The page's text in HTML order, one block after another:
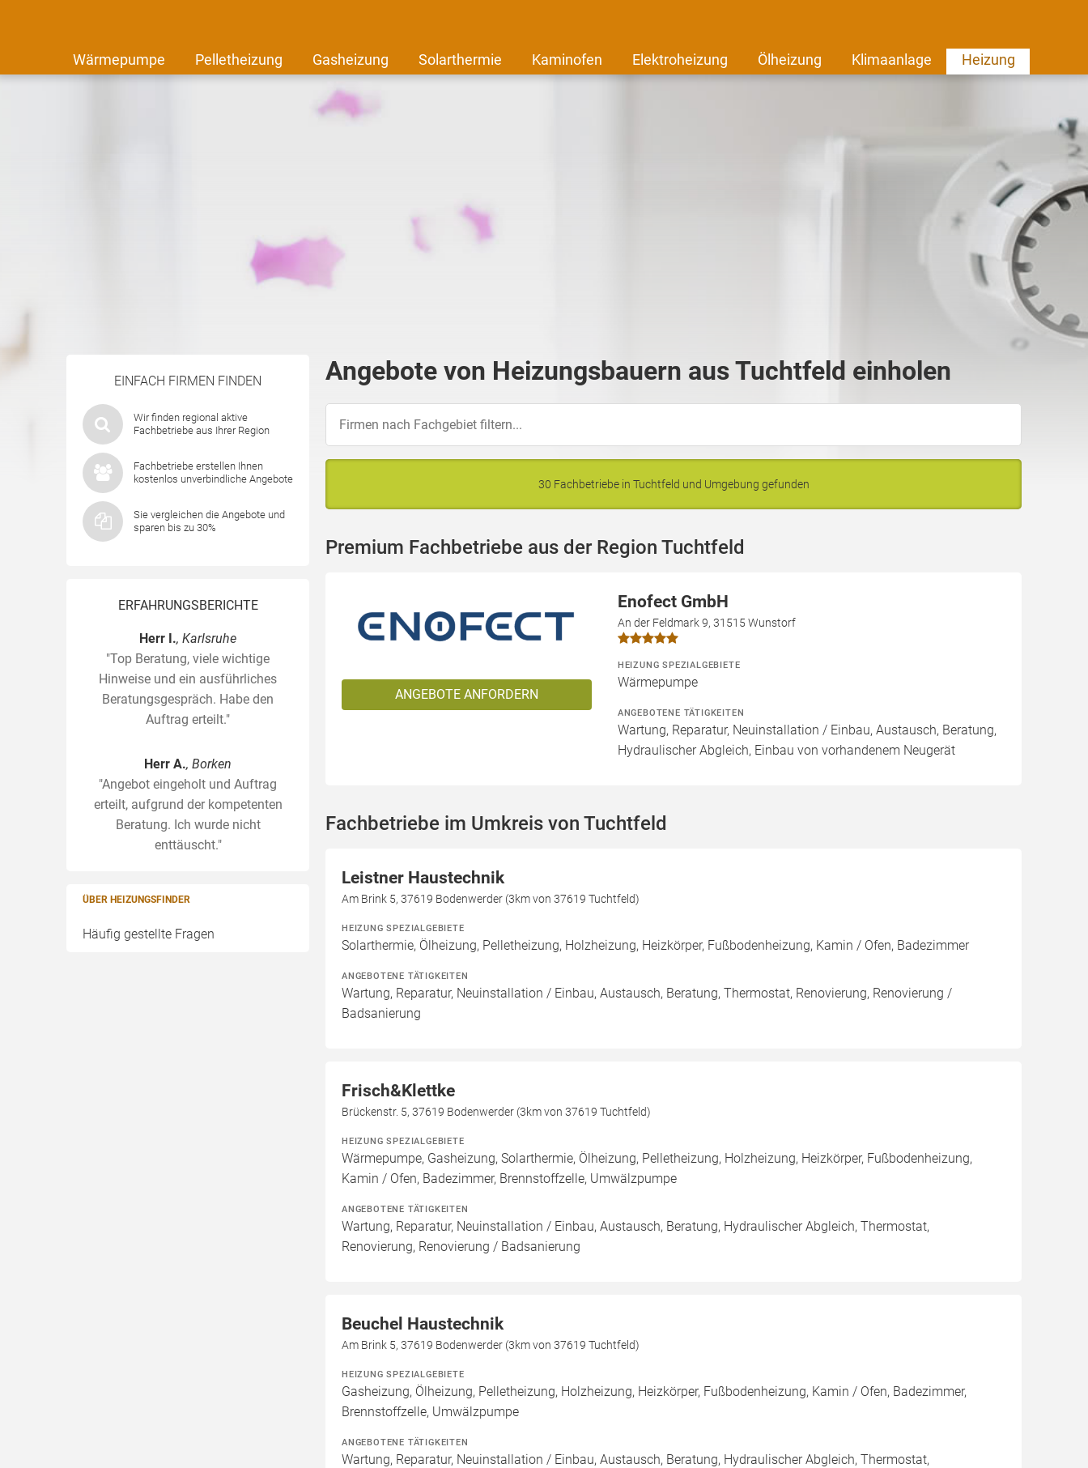
Wärmepumpe Pelletheizung Gasheizung Solarthermie Kaminofen Elektroheizung Ölheizung Klimaanlage Heizung
EINFACH FIRMEN FINDEN
Wir finden regional aktive
Fachbetriebe aus Ihrer Region
Fachbetriebe erstellen Ihnen
kostenlos unverbindliche Angebote
Sie vergleichen die Angebote und
sparen bis zu 30%
ERFAHRUNGSBERICHTE
Herr I., Karlsruhe
"Top Beratung, viele wichtige
Hinweise und ein ausführliches
Beratungsgespräch. Habe den
Auftrag erteilt."
Herr A., Borken
"Angebot eingeholt und Auftrag
erteilt, aufgrund der kompetenten
Beratung. Ich wurde nicht
enttäuscht."
ÜBER HEIZUNGSFINDER
Häufig gestellte Fragen
Angebote von Heizungsbauern aus Tuchtfeld einholen
30 Fachbetriebe in Tuchtfeld und Umgebung gefunden
Premium Fachbetriebe aus der Region Tuchtfeld
ANGEBOTE ANFORDERN
Enofect GmbH
An der Feldmark 9, 31515 Wunstorf
HEIZUNG SPEZIALGEBIETE
Wärmepumpe
ANGEBOTENE TÄTIGKEITEN
Wartung, Reparatur, Neuinstallation / Einbau, Austausch, Beratung,
Hydraulischer Abgleich, Einbau von vorhandenem Neugerät
Fachbetriebe im Umkreis von Tuchtfeld
Leistner Haustechnik
Am Brink 5, 37619 Bodenwerder (3km von 37619 Tuchtfeld)
HEIZUNG SPEZIALGEBIETE
Solarthermie, Ölheizung, Pelletheizung, Holzheizung, Heizkörper, Fußbodenheizung, Kamin / Ofen, Badezimmer
ANGEBOTENE TÄTIGKEITEN
Wartung, Reparatur, Neuinstallation / Einbau, Austausch, Beratung, Thermostat, Renovierung, Renovierung /
Badsanierung
Frisch&Klettke
Brückenstr. 5, 37619 Bodenwerder (3km von 37619 Tuchtfeld)
HEIZUNG SPEZIALGEBIETE
Wärmepumpe, Gasheizung, Solarthermie, Ölheizung, Pelletheizung, Holzheizung, Heizkörper, Fußbodenheizung,
Kamin / Ofen, Badezimmer, Brennstoffzelle, Umwälzpumpe
ANGEBOTENE TÄTIGKEITEN
Wartung, Reparatur, Neuinstallation / Einbau, Austausch, Beratung, Hydraulischer Abgleich, Thermostat,
Renovierung, Renovierung / Badsanierung
Beuchel Haustechnik
Am Brink 5, 37619 Bodenwerder (3km von 37619 Tuchtfeld)
HEIZUNG SPEZIALGEBIETE
Gasheizung, Ölheizung, Pelletheizung, Holzheizung, Heizkörper, Fußbodenheizung, Kamin / Ofen, Badezimmer,
Brennstoffzelle, Umwälzpumpe
ANGEBOTENE TÄTIGKEITEN
Wartung, Reparatur, Neuinstallation / Einbau, Austausch, Beratung, Hydraulischer Abgleich, Thermostat,